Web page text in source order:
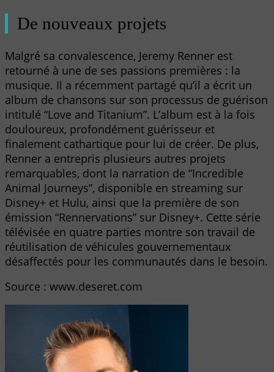
De nouveaux projets
Malgré sa convalescence, Jeremy Renner est
retourné à une de ses passions premières : la
musique. Il a récemment partagé qu’il a écrit un
album de chansons sur son processus de guérison
intitulé “Love and Titanium”. L’album est à la fois
douloureux, profondément guérisseur et
finalement cathartique pour lui de créer. De plus,
Renner a entrepris plusieurs autres projets
remarquables, dont la narration de “Incredible
Animal Journeys”, disponible en streaming sur
Disney+ et Hulu, ainsi que la première de son
émission “Rennervations” sur Disney+. Cette série
télévisée en quatre parties montre son travail de
réutilisation de véhicules gouvernementaux
désaffectés pour les communautés dans le besoin.
Source : www.deseret.com